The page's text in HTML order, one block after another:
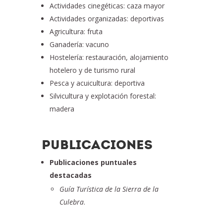
Actividades cinegéticas: caza mayor
Actividades organizadas: deportivas
Agricultura: fruta
Ganadería: vacuno
Hostelería: restauración, alojamiento
hotelero y de turismo rural
Pesca y acuicultura: deportiva
Silvicultura y explotación forestal:
madera
PUBLICACIONES
Publicaciones puntuales
destacadas
Guía Turística de la Sierra de la
Culebra.